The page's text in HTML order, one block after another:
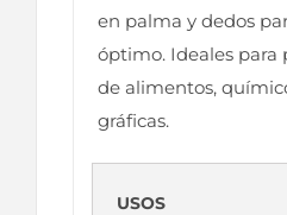
en palma y dedos
óptimo. Ideales para
de alimentos,
gráficas.
USOS